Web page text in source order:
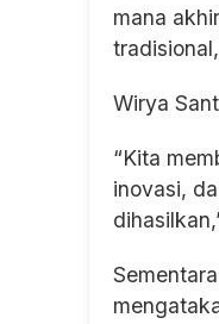
mana
Wirya
“Kita
inovasi,